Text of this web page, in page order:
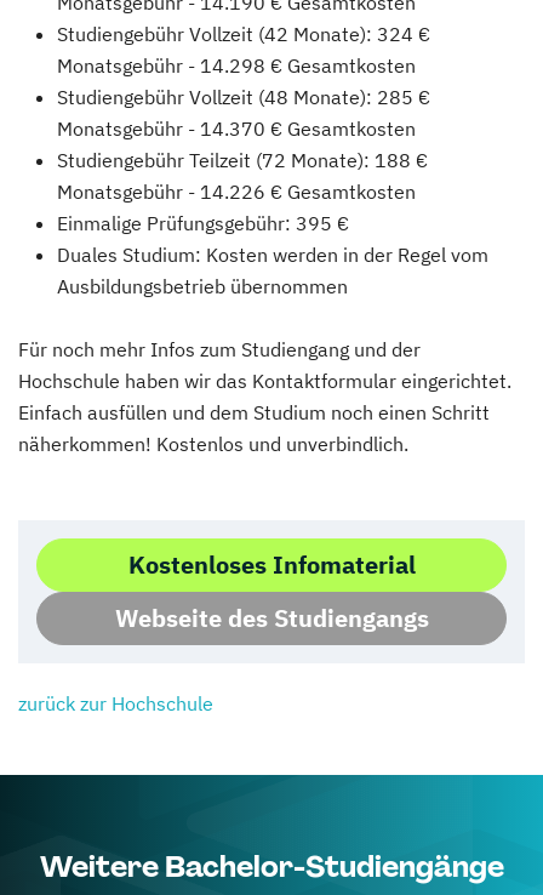
Studiengebühr Vollzeit (42 Monate): 324 €
Monatsgebühr - 14.298 € Gesamtkosten
Studiengebühr Vollzeit (48 Monate): 285 €
Monatsgebühr - 14.370 € Gesamtkosten
Studiengebühr Teilzeit (72 Monate): 188 €
Monatsgebühr - 14.226 € Gesamtkosten
Einmalige Prüfungsgebühr: 395 €
Duales Studium: Kosten werden in der Regel vom
Ausbildungsbetrieb übernommen
Für noch mehr Infos zum Studiengang und der
Hochschule haben wir das Kontaktformular eingerichtet.
Einfach ausfüllen und dem Studium noch einen Schritt
näherkommen! Kostenlos und unverbindlich.
Kostenloses Infomaterial
Webseite des Studiengangs
zurück zur Hochschule
Weitere Bachelor-Studiengänge